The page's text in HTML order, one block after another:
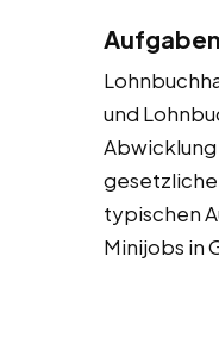
Aufgaben
und
Abwicklung
typischen
Minijobs in